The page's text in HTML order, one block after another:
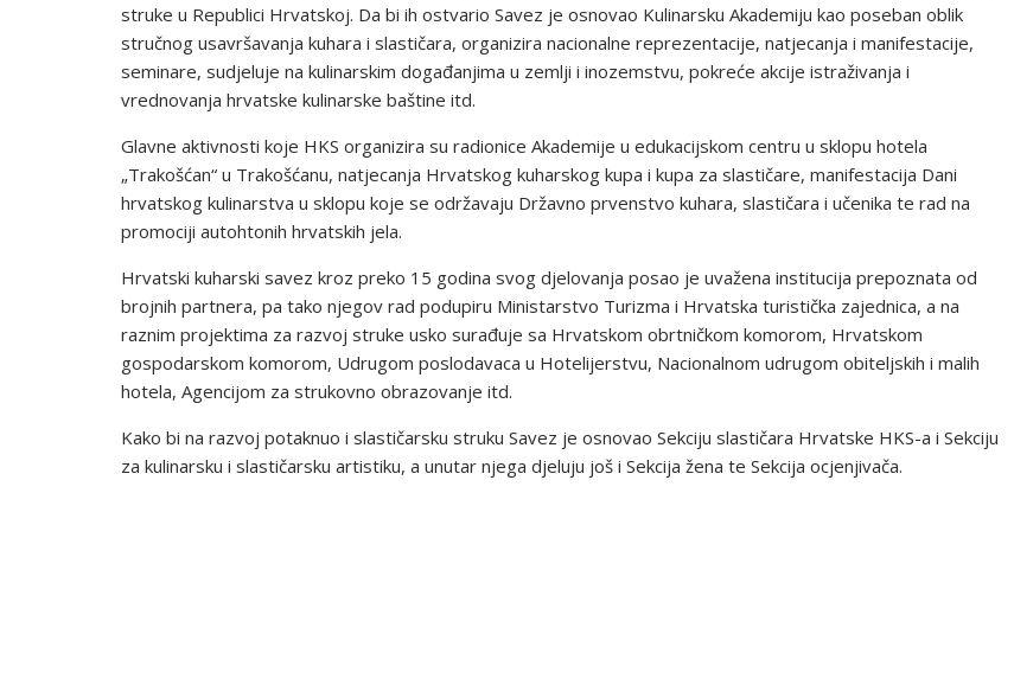
struke u Republici Hrvatskoj. Da bi ih ostvario Savez je osnovao Kulinarsku Akademiju kao poseban oblik
stručnog usavršavanja kuhara i slastičara, organizira nacionalne reprezentacije, natjecanja i manifestacije,
seminare, sudjeluje na kulinarskim događanjima u zemlji i inozemstvu, pokreće akcije istraživanja i
vrednovanja hrvatske kulinarske baštine itd.
Glavne aktivnosti koje HKS organizira su radionice Akademije u edukacijskom centru u sklopu hotela
„Trakošćan“ u Trakošćanu, natjecanja Hrvatskog kuharskog kupa i kupa za slastičare, manifestacija Dani
hrvatskog kulinarstva u sklopu koje se održavaju Državno prvenstvo kuhara, slastičara i učenika te rad na
promociji autohtonih hrvatskih jela.
Hrvatski kuharski savez kroz preko 15 godina svog djelovanja posao je uvažena institucija prepoznata od
brojnih partnera, pa tako njegov rad podupiru Ministarstvo Turizma i Hrvatska turistička zajednica, a na
raznim projektima za razvoj struke usko surađuje sa Hrvatskom obrtničkom komorom, Hrvatskom
gospodarskom komorom, Udrugom poslodavaca u Hotelijerstvu, Nacionalnom udrugom obiteljskih i malih
hotela, Agencijom za strukovno obrazovanje itd.
Kako bi na razvoj potaknuo i slastičarsku struku Savez je osnovao Sekciju slastičara Hrvatske HKS-a i Sekciju
za kulinarsku i slastičarsku artistiku, a unutar njega djeluju još i Sekcija žena te Sekcija ocjenjivača.